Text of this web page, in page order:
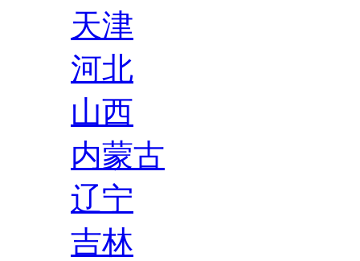
天津
河北
山西
内蒙古
辽宁
吉林